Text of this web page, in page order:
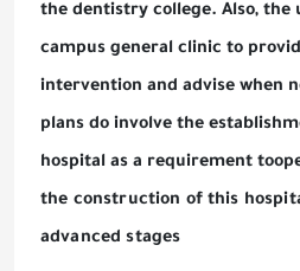
the dentistry college. Also, the
campus general clinic to
intervention and advise when
plans do involve the
hospital as a requirement to
the construction of this
advanced stages